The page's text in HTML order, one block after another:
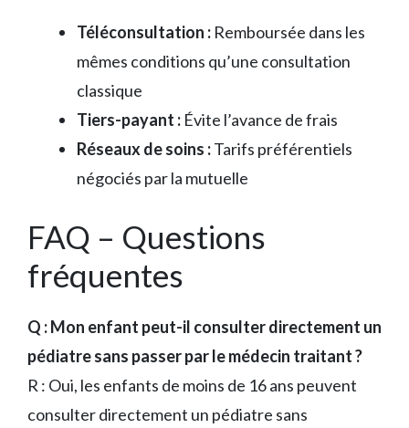
Téléconsultation : Remboursée dans les
mêmes conditions qu’une consultation
classique
Tiers-payant : Évite l’avance de frais
Réseaux de soins :Tarifs préférentiels
négociés par la mutuelle
FAQ – Questions
fréquentes
Q : Mon enfant peut-il consulter directement un
pédiatre sans passer par le médecin traitant ?
R : Oui, les enfants de moins de 16 ans peuvent
consulter directement un pédiatre sans